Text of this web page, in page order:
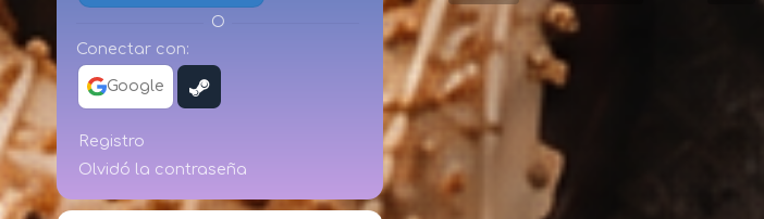
O
Conectar con:
Google
Registro
Olvidó la contraseña